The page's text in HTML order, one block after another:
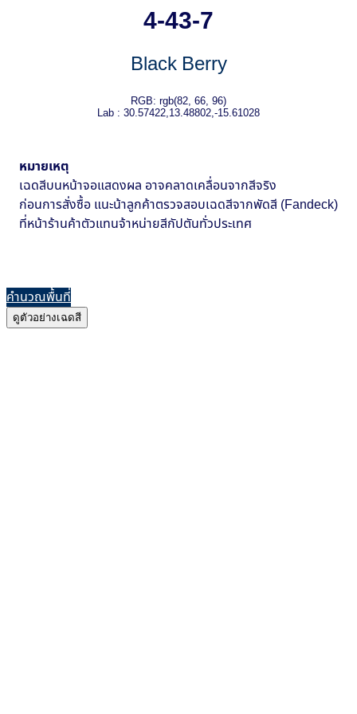
4-43-7
Black Berry
RGB: rgb(82, 66, 96)
Lab : 30.57422,13.48802,-15.61028
หมายเหตุ
เฉดสีบนหน้าจอแสดงผล อาจคลาดเคลื่อนจากสีจริง
ก่อนการสั่งซื้อ แนะน้าลูกค้าตรวจสอบเฉดสีจากพัดสี (Fandeck)
ที่หน้าร้านค้าตัวแทนจ้าหน่ายสีกัปตันทั่วประเทศ
คำนวณพื้นที่
ดูตัวอย่างเฉดสี